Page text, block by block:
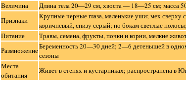
Величина
Длина тела 20—29 см, хвоста — 18—25 см; масса
Признаки
Крупные черные глаза, маленькие уши; мех сверху
коричневый, снизу серый; по бокам светлые
Питание
Травы, семена, фрукты, почки и корни, мелкие
РазмножениеБеременность 20—30 дней; 2—6 детенышей в
сезоны
Места
обитания
Живет в степях и кустарниках; распространена